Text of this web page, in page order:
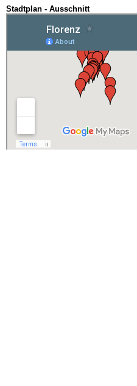
Stadtplan - Ausschnitt